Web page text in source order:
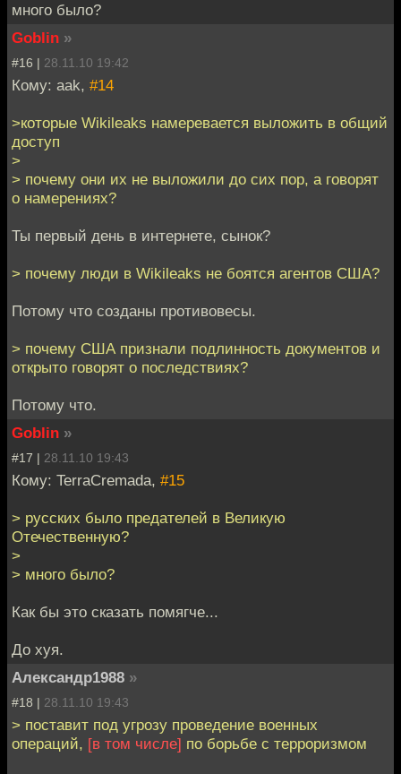
много было?
Goblin »
#16 | 28.11.10 19:42
Кому: aak, #14
>которые Wikileaks намеревается выложить в общий
доступ
>
> почему они их не выложили до сих пор, а говорят
о намерениях?
Ты первый день в интернете, сынок?
> почему люди в Wikileaks не боятся агентов США?
Потому что созданы противовесы.
> почему США признали подлинность документов и
открыто говорят о последствиях?
Потому что.
Goblin »
#17 | 28.11.10 19:43
Кому: TerraCremada, #15
> русских было предателей в Великую
Отечественную?
>
> много было?
Как бы это сказать помягче...
До хуя.
Александр1988 »
#18 | 28.11.10 19:43
> поставит под угрозу проведение военных
операций, [в том числе] по борьбе с терроризмом